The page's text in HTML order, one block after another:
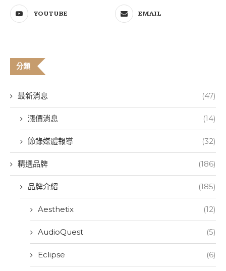
YOUTUBE EMAIL
分類
最新消息 (47)
漲價消息 (14)
節錄媒體報導 (32)
精選品牌 (186)
品牌介紹 (185)
Aesthetix (12)
AudioQuest (5)
Eclipse (6)